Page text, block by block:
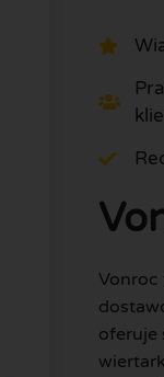
Vonroc
oferuje